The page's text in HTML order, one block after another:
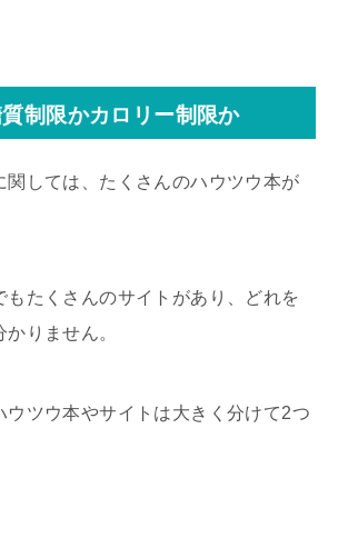
制限かカロリー制限か
関しては、たくさんのハウツウ本が
もたくさんのサイトがあり、どれを
りません。
ウツウ本やサイトは大きく分けて2つ